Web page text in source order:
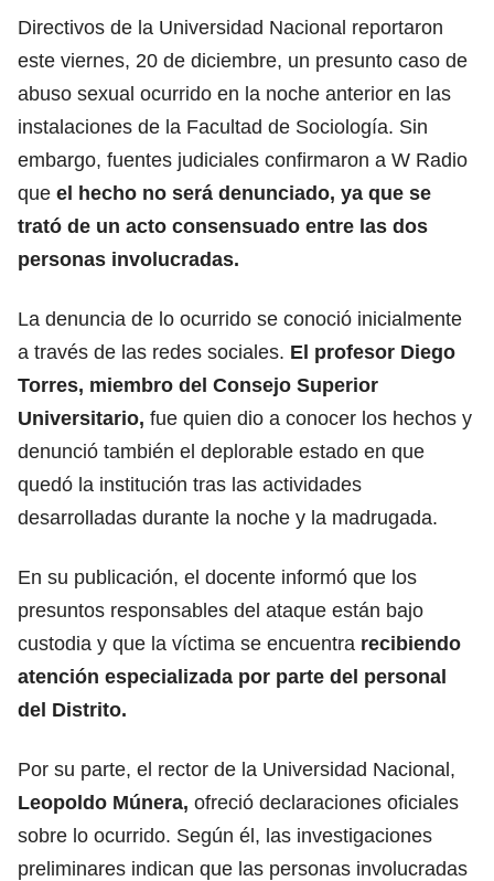
Directivos de la Universidad Nacional reportaron
este viernes, 20 de diciembre, un presunto caso de
abuso sexual ocurrido en la noche anterior en las
instalaciones de la Facultad de Sociología. Sin
embargo, fuentes judiciales confirmaron a W Radio
que el hecho no será denunciado, ya que se
trató de un acto consensuado entre las dos
personas involucradas.
La denuncia de lo ocurrido se conoció inicialmente
a través de las redes sociales. El profesor Diego
Torres, miembro del Consejo Superior
Universitario, fue quien dio a conocer los hechos y
denunció también el deplorable estado en que
quedó la institución tras las actividades
desarrolladas durante la noche y la madrugada.
En su publicación, el docente informó que los
presuntos responsables del ataque están bajo
custodia y que la víctima se encuentra recibiendo
atención especializada por parte del personal
del Distrito.
Por su parte, el rector de la Universidad Nacional,
Leopoldo Múnera, ofreció declaraciones oficiales
sobre lo ocurrido. Según él, las investigaciones
preliminares indican que las personas involucradas